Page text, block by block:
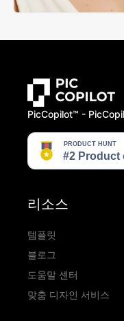
PicCopilot™️ -
리소스
템플릿
블로그
도움말 센터
맞춤 디자인 서비스